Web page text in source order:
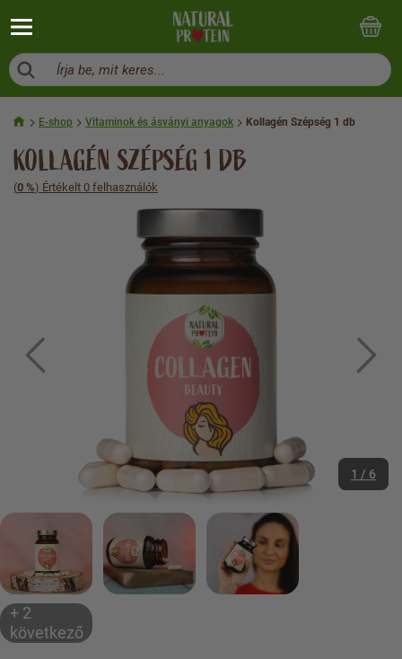
Írja be, mit keres...
E-shop Vitaminok és ásványi anyagok Kollagén Szépség 1 db
KOLLAGÉN SZÉPSÉG 1 DB
(0 %) Értékelt 0 felhasználók
1 / 6
+ 2
következő